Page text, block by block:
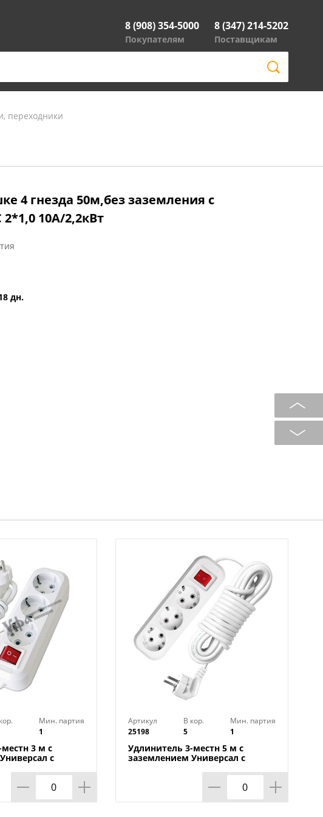
8 (908) 354-5000
Покупателям
8 (347) 214-5202
Поставщикам
переходники
4 гнезда 50м,без заземления с
10А/2,2кВт
дн.
Мин. партия
1
3 м с
с
Артикул
25198
В кор.
5
Мин. партия
1
Удлинитель 3-местн 5 м с
заземлением Универсал с